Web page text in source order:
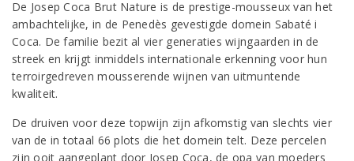
De Josep Coca Brut Nature is de prestige-mousseux van het
ambachtelijke, in de Penedès gevestigde domein Sabaté i
Coca. De familie bezit al vier generaties wijngaarden in de
streek en krijgt inmiddels internationale erkenning voor hun
terroirgedreven mousserende wijnen van uitmuntende
kwaliteit.
De druiven voor deze topwijn zijn afkomstig van slechts vier
van de in totaal 66 plots die het domein telt. Deze percelen
zijn ooit aangeplant door Josep Coca, de opa van moeders